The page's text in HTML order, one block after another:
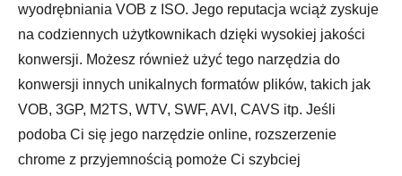
wyodrębniania VOB z ISO. Jego reputacja wciąż zyskuje
na codziennych użytkownikach dzięki wysokiej jakości
konwersji. Możesz również użyć tego narzędzia do
konwersji innych unikalnych formatów plików, takich jak
VOB, 3GP, M2TS, WTV, SWF, AVI, CAVS itp. Jeśli
podoba Ci się jego narzędzie online, rozszerzenie
chrome z przyjemnością pomoże Ci szybciej